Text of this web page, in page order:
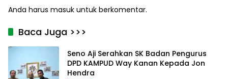
Anda harus masuk untuk berkomentar.
Baca Juga >>>
Seno Aji Serahkan SK Badan Pengurus
DPD KAMPUD Way Kanan Kepada Jon
Hendra